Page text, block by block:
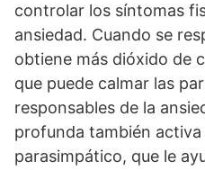
controlar los síntomas
ansiedad. Cuando se
obtiene más dióxido de
que puede calmar las
responsables de la
profunda también
parasimpático, que le